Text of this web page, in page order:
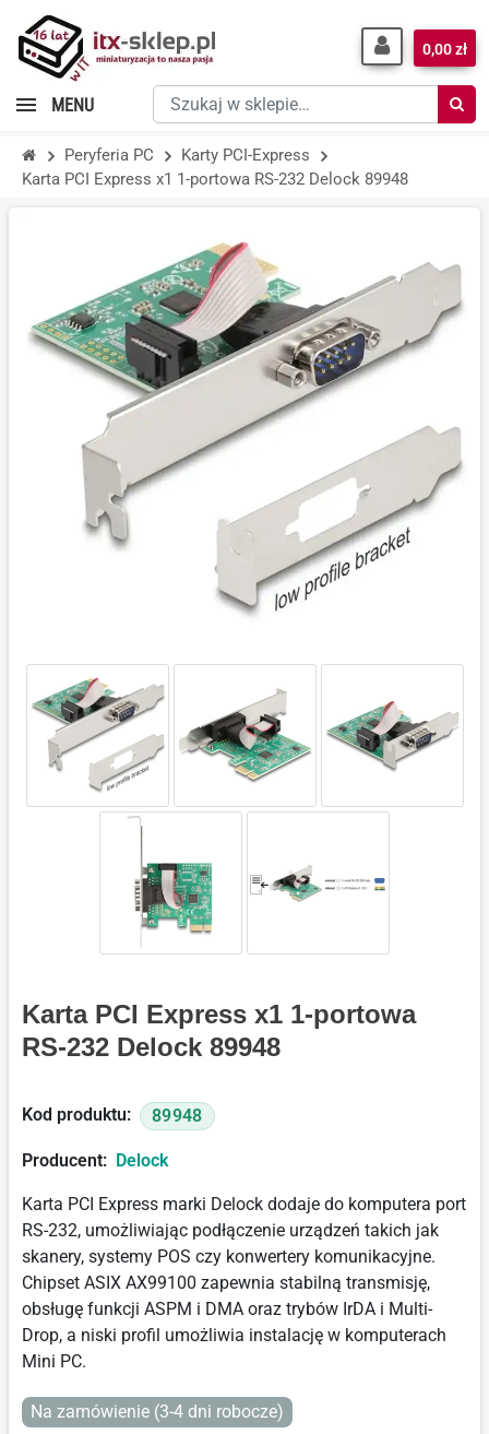
Szukaj
w
sklepie…
0,00 zł
MENU
Peryferia PC
Karty PCI-Express
Karta PCI Express x1 1-portowa RS-232 Delock 89948
Karta PCI Express x1 1-portowa
RS-232 Delock 89948
Kod produktu: 89948
Producent: Delock
Karta PCI Express marki Delock dodaje do komputera port
RS-232, umożliwiając podłączenie urządzeń takich jak
skanery, systemy POS czy konwertery komunikacyjne.
Chipset ASIX AX99100 zapewnia stabilną transmisję,
obsługę funkcji ASPM i DMA oraz trybów IrDA i Multi-
Drop, a niski profil umożliwia instalację w komputerach
Mini PC.
Na zamówienie (3-4 dni robocze)